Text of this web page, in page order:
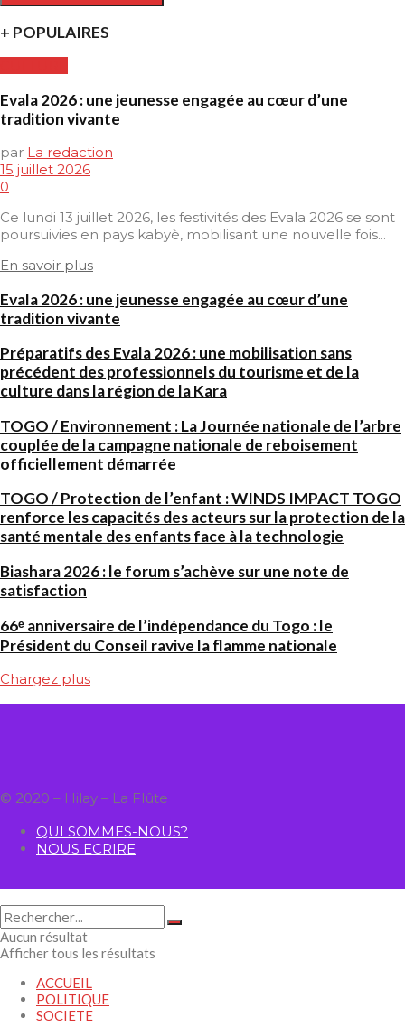
+ POPULAIRES
Evala 2026 : une jeunesse engagée au cœur d’une
tradition vivante
par La redaction
15 juillet 2026
0
Ce lundi 13 juillet 2026, les festivités des Evala 2026 se sont
poursuivies en pays kabyè, mobilisant une nouvelle fois...
En savoir plus
Evala 2026 : une jeunesse engagée au cœur d’une
tradition vivante
Préparatifs des Evala 2026 : une mobilisation sans
précédent des professionnels du tourisme et de la
culture dans la région de la Kara
TOGO / Environnement : La Journée nationale de l’arbre
couplée de la campagne nationale de reboisement
officiellement démarrée
TOGO / Protection de l’enfant : WINDS IMPACT TOGO
renforce les capacités des acteurs sur la protection de la
santé mentale des enfants face à la technologie
Biashara 2026 : le forum s’achève sur une note de
satisfaction
66ᵉ anniversaire de l’indépendance du Togo : le
Président du Conseil ravive la flamme nationale
Chargez plus
© 2020 – Hilay – La Flûte
QUI SOMMES-NOUS?
NOUS ECRIRE
Aucun résultat
Afficher tous les résultats
ACCUEIL
POLITIQUE
SOCIETE